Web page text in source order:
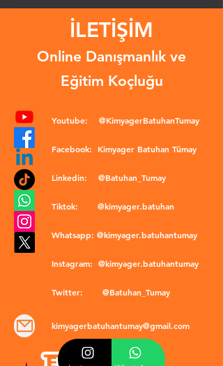
İLETİŞİM
Online Danışmanlık ve
Eğitim Koçluğu
Youtube: @KimyagerBatuhanTumay
Facebook: Kimyager Batuhan Tümay
Linkedin: @Batuhan_Tumay
Tiktok: @kimyager.batuhan
Whatsapp: @kimyager.batuhantumay
Instagram: @kimyager.batuhantumay
Twitter: @Batuhan_Tumay
kimyagerbatuhantumay@gmail.com